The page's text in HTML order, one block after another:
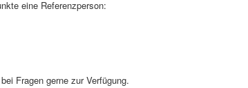
eine Referenzperson:
Fragen gerne zur Verfügung.